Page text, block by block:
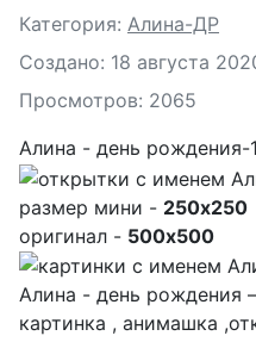
Подробности
Категория: Алина-ДР
Создано: 18 августа
Просмотров: 2065
Алина - день рождения-
размер мини - 250x250
оригинал - 500x500
Алина - день рождения
картинка , анимашка